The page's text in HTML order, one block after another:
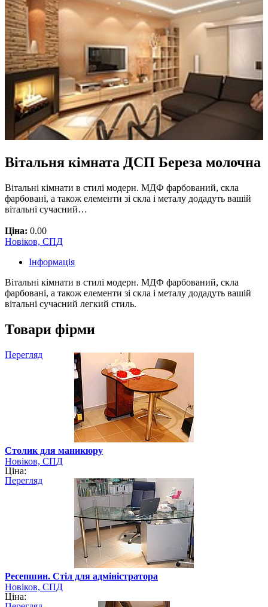
Вітальня кімната ДСП Береза молочна
Вітальні кімнати в стилі модерн. МДФ фарбований, скла
фарбовані, а також елементи зі скла і металу додадуть вашій
вітальні сучасний…
Ціна: 0.00
Новіков, СПД
Інформація
Вітальні кімнати в стилі модерн. МДФ фарбований, скла
фарбовані, а також елементи зі скла і металу додадуть вашій
вітальні сучасний легкий стиль.
Товари фірми
Перегляд
Столик для маникюру
Новіков, СПД
Ціна:
Перегляд
Ресепшин. Стіл для адміністратора
Новіков, СПД
Ціна: